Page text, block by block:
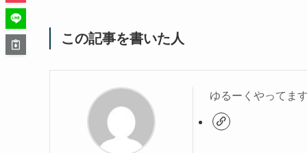
この記事を書いた人
ゆるーくやってま